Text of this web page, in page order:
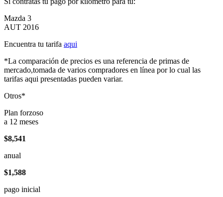
Mazda 3
AUT 2016
Encuentra tu tarifa aqui
*La comparación de precios es una referencia de primas de
mercado,tomada de varios compradores en línea por lo cual las
tarifas aqui presentadas pueden variar.
Otros*
Plan forzoso
a 12 meses
$8,541
anual
$1,588
pago inicial